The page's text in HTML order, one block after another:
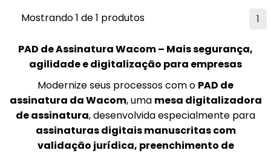
1
Mostrando 1 de 1 produtos
PAD de Assinatura Wacom – Mais segurança,
agilidade e digitalização para empresas
Modernize seus processos com o PAD de
assinatura da Wacom, uma mesa digitalizadora
de assinatura, desenvolvida especialmente para
assinaturas digitais manuscritas com
validação jurídica, preenchimento de